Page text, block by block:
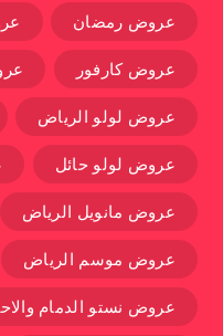
عروض رمضان
عروض كارفور
عروض لولو الرياض
عروض لولو حائل
عروض مانويل الرياض
عروض موسم الرياض
عروض نستو الدمام